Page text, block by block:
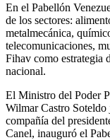
En el Pabellón
de los sectores:
metalmecánica,
telecomunicaciones,
Fihav como estrategia
nacional.
El Ministro del Poder
Wilmar Castro Soteldo
compañía del
Canel, inauguró el